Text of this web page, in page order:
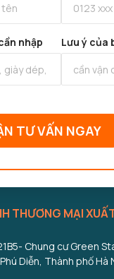
THƯƠNG MẠI
Chung cư Green
Phú Diễn, Thành
nhập Lưu ý của
TƯ VẤN NGAY